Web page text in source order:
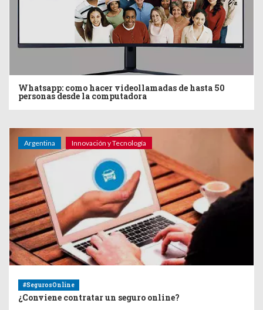
Whatsapp: como hacer videollamadas de hasta 50
personas desde la computadora
Argentina Innovación y Tecnología
#SegurosOnline
¿Conviene contratar un seguro online?